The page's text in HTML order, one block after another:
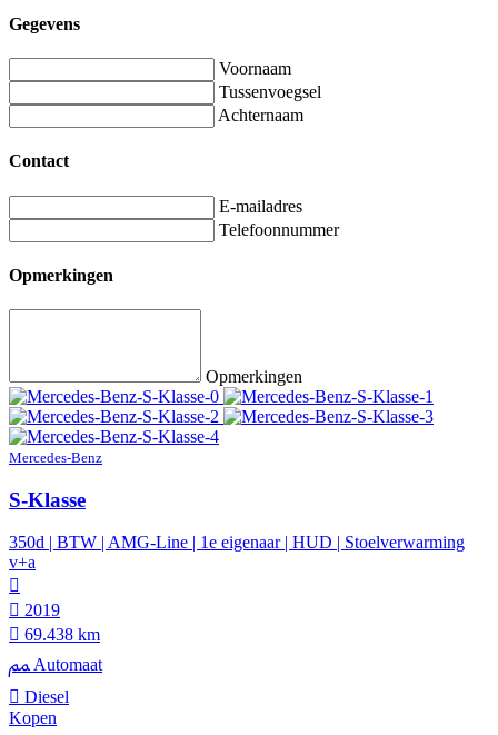
Gegevens
Voornaam
Tussenvoegsel
Achternaam
Contact
E-mailadres
Telefoonnummer
Opmerkingen
Opmerkingen
Mercedes-Benz
S-Klasse
350d | BTW | AMG-Line | 1e eigenaar | HUD | Stoelverwarming
v+a
2019
69.438 km
Automaat
Diesel
Kopen